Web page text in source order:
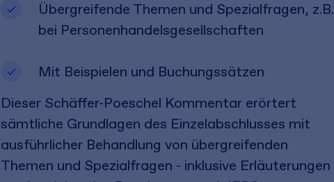
Übergreifende Themen und Spezialfragen, z.B.
bei Personenhandelsgesellschaften
Mit Beispielen und Buchungssätzen
Dieser Schäffer-Poeschel Kommentar erörtert
sämtliche Grundlagen des Einzelabschlusses mit
ausführlicher Behandlung von übergreifenden
Themen und Spezialfragen - inklusive Erläuterungen